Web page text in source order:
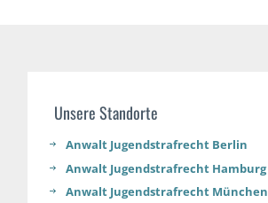
Unsere Standorte
Anwalt Jugendstrafrecht Berlin
Anwalt Jugendstrafrecht Hamburg
Anwalt Jugendstrafrecht München